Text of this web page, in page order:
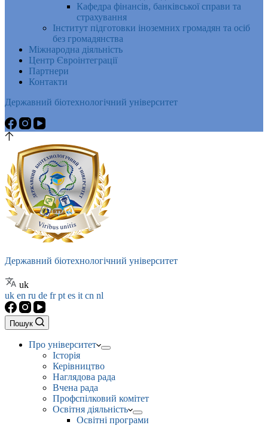
Кафедра фінансів, банківської справи та
страхування
Інститут підготовки іноземних громадян та осіб
без громадянства
Міжнародна діяльність
Центр Євроінтеграції
Партнери
Контакти
Державний біотехнологічний університет
Державний біотехнологічний університет
uk
uk en ru de frpt es it cn nl
Пошук
Про університет
Історія
Керівництво
Наглядова рада
Вчена рада
Профспілковий комітет
Освітня діяльність
Освітні програми